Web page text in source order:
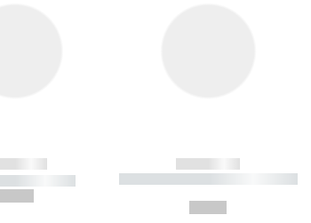
-----------
------------
----------- ----------- ----------